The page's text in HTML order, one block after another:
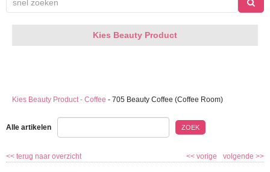
Kies Beauty Product
Kies Beauty Product - Coffee - 705 Beauty Coffee (Coffee Room)
Alle artikelen ZOEK
<< terug naar overzicht volgende >>
<< vorige